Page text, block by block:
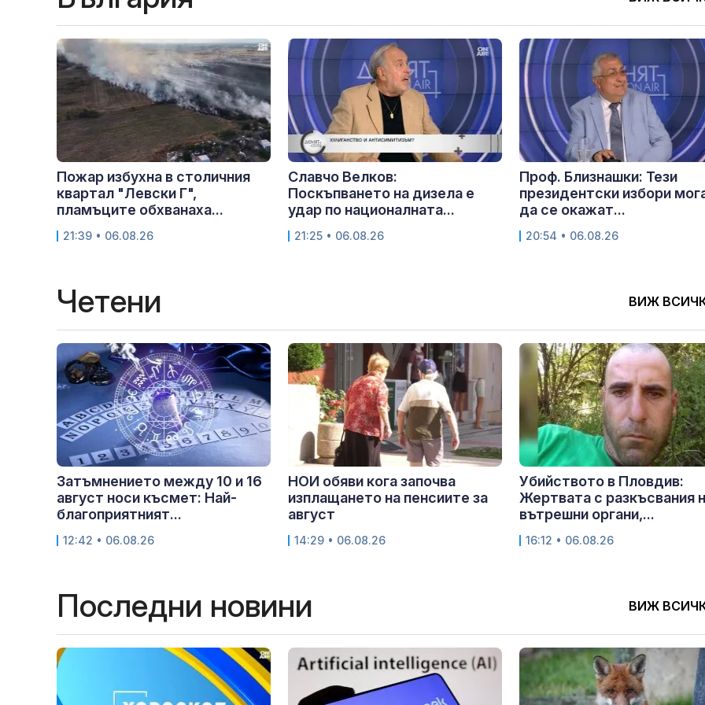
Пожар избухна в столичния
квартал "Левски Г",
пламъците обхванаха...
21:39 • 06.08.26
Славчо Велков:
Поскъпването на дизела е
удар по националната...
21:25 • 06.08.26
Проф. Близнашки: Тези
президентски избори
да се окажат...
20:54 • 06.08.26
Четени ВИЖ
Затъмнението между 10 и 16
август носи късмет: Най-
благоприятният...
12:42 • 06.08.26
НОИ обяви кога започва
изплащането на пенсиите за
август
14:29 • 06.08.26
Убийството в Пловдив:
Жертвата с разкъсвания
вътрешни органи,...
16:12 • 06.08.26
Последни новини ВИЖ